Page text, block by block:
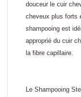
douceur le cuir
cheveux plus forts
shampooing est
approprié du cuir
la fibre capillaire.
Le Shampooing